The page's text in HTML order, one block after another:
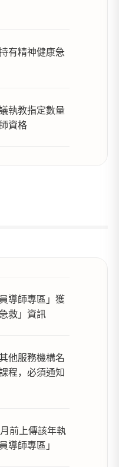
有精神健康急
執教指定數量
資格
導師專區」獲
救」資訊
他服務機構名
程，必須通知
前上傳該年執
導師專區」